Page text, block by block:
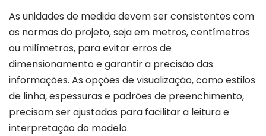
As unidades de medida devem ser consistentes com
as normas do projeto, seja em metros, centímetros
ou milímetros, para evitar erros de
dimensionamento e garantir a precisão das
informações. As opções de visualização, como estilos
de linha, espessuras e padrões de preenchimento,
precisam ser ajustadas para facilitar a leitura e
interpretação do modelo.